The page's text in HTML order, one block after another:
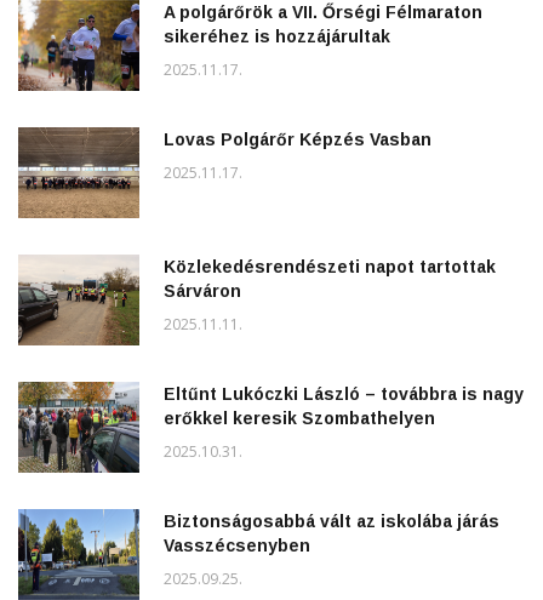
A polgárőrök a VII. Őrségi Félmaraton
sikeréhez is hozzájárultak
2025.11.17.
Lovas Polgárőr Képzés Vasban
2025.11.17.
Közlekedésrendészeti napot tartottak
Sárváron
2025.11.11.
Eltűnt Lukóczki László – továbbra is nagy
erőkkel keresik Szombathelyen
2025.10.31.
Biztonságosabbá vált az iskolába járás
Vasszécsenyben
2025.09.25.